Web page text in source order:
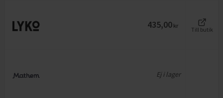
435,00 kr
Till butik
Ej i lager